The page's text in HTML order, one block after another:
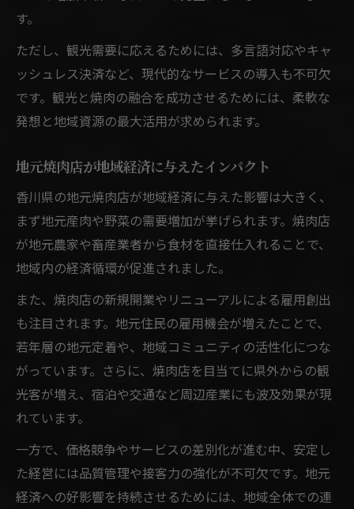
す。
ただし、観光需要に応えるためには、多言語対応やキャ
ッシュレス決済など、現代的なサービスの導入も不可欠
です。観光と焼肉の融合を成功させるためには、柔軟な
発想と地域資源の最大活用が求められます。
地元焼肉店が地域経済に与えたインパクト
香川県の地元焼肉店が地域経済に与えた影響は大きく、
まず地元産肉や野菜の需要増加が挙げられます。焼肉店
が地元農家や畜産業者から食材を直接仕入れることで、
地域内の経済循環が促進されました。
また、焼肉店の新規開業やリニューアルによる雇用創出
も注目されます。地元住民の雇用機会が増えたことで、
若年層の地元定着や、地域コミュニティの活性化につな
がっています。さらに、焼肉店を目当てに県外からの観
光客が増え、宿泊や交通など周辺産業にも波及効果が現
れています。
一方で、価格競争やサービスの差別化が進む中、安定し
た経営には品質管理や接客力の強化が不可欠です。地元
経済への好影響を持続させるためには、地域全体での連